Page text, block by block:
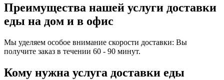
Преимущества нашей услуги доставки
еды на дом и в офис
Мы уделяем особое внимание скорости доставки: Вы
получите заказ в течении 60 - 90 минут.
Кому нужна услуга доставки еды